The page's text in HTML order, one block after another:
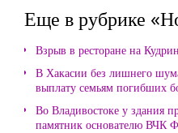
Еще в рубрике
Взрыв в ресторане на
В Хакасии без лишнего
выплату семьям погибших
Во Владивостоке у здания
памятник основателю ВЧК